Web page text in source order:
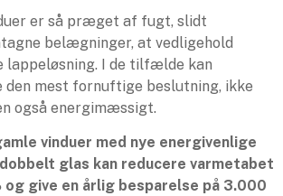
er så præget af fugt, slidt
belægninger, at vedligehold
lappeløsning. I de tilfælde kan
mest fornuftige beslutning, ikke
også energimæssigt.
vinduer med nye energivenlige
glas kan reducere varmetabet
give en årlig besparelse på 3.000